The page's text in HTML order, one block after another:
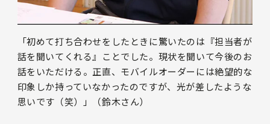
「初めて打ち合わせをしたときに驚いたのは『担当者が
話を聞いてくれる』ことでした。現状を聞いて今後のお
話をいただける。正直、モバイルオーダーには絶望的な
印象しか持っていなかったのですが、光が差したような
思いです（笑）」（鈴木さん）